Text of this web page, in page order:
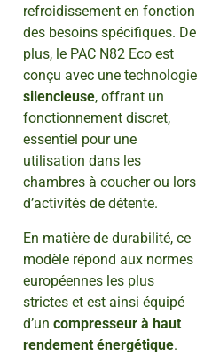
refroidissement en fonction
des besoins spécifiques. De
plus, le PAC N82 Eco est
conçu avec une technologie
silencieuse, offrant un
fonctionnement discret,
essentiel pour une
utilisation dans les
chambres à coucher ou lors
d’activités de détente.
En matière de durabilité, ce
modèle répond aux normes
européennes les plus
strictes et est ainsi équipé
d’un compresseur à haut
rendement énergétique.